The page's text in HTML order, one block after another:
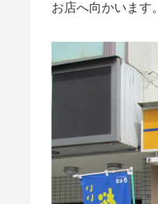
お店へ向かいます。